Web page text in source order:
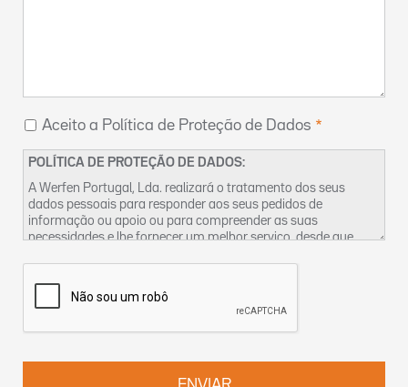
Aceito a Política de Proteção de Dados
POLÍTICA DE PROTEÇÃO DE DADOS:
A Werfen Portugal, Lda. realizará o tratamento dos seus
dados pessoais para responder aos seus pedidos de
informação ou apoio ou para compreender as suas
necessidades e lhe fornecer um melhor serviço, desde que
dados e sobre como exercer os seus direitos na nossa
de Privacidade. Pode também contactar-nos pelo